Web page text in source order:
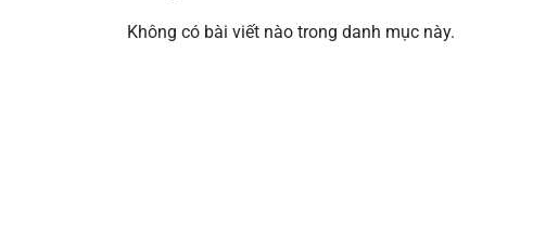
Không có bài viết nào trong danh mục này.